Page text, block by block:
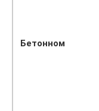
Бетонном